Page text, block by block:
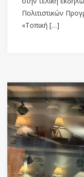
Πολιτιστικών
«Τοπική […]